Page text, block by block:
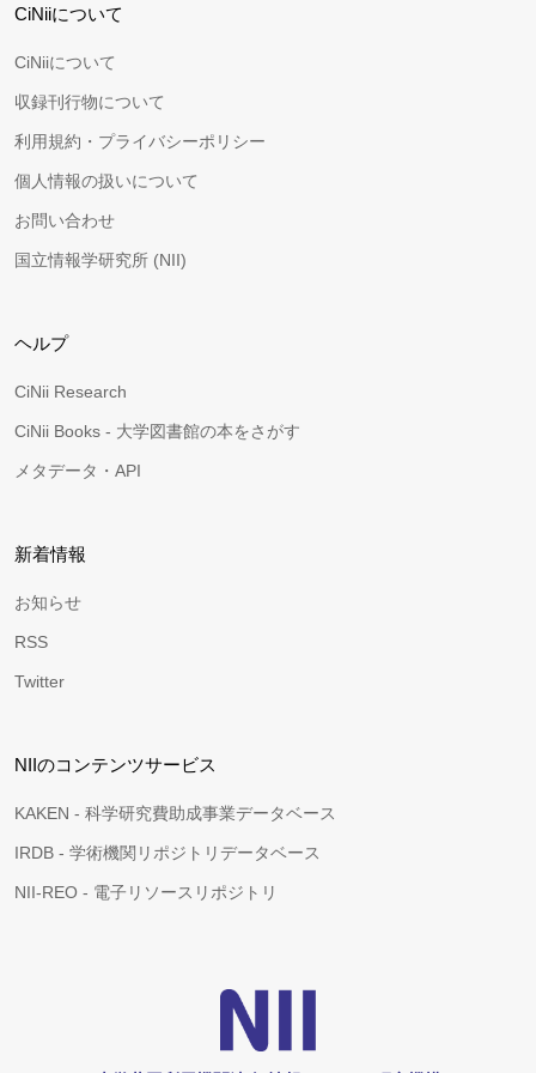
CiNiiについて
CiNiiについて
収録刊行物について
利用規約・プライバシーポリシー
個人情報の扱いについて
お問い合わせ
国立情報学研究所 (NII)
ヘルプ
CiNii Research
CiNii Books - 大学図書館の本をさがす
メタデータ・API
新着情報
お知らせ
RSS
Twitter
NIIのコンテンツサービス
KAKEN - 科学研究費助成事業データベース
IRDB - 学術機関リポジトリデータベース
NII-REO - 電子リソースリポジトリ